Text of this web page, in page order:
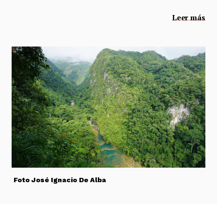
Leer más
Foto José Ignacio De Alba